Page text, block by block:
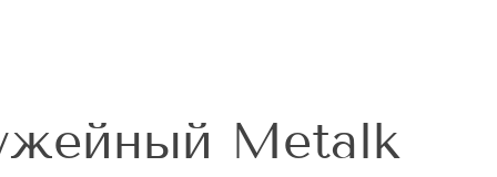
Metalk